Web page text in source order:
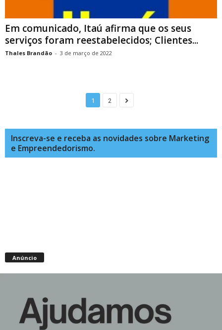
Em comunicado, Itaú afirma que os seus
serviços foram reestabelecidos; Clientes...
Thales Brandão - 3 de março de 2022
1 2
Inscreva-se e receba as novidades sobre Marketing
e Empreendedorismo.
Anúncio